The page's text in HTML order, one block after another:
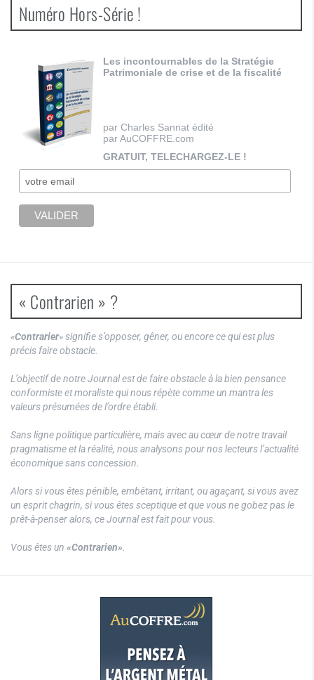
Numéro Hors-Série !
Les incontournables de la Stratégie
Patrimoniale de crise et de la fiscalité
par Charles Sannat édité
par AuCOFFRE.com
GRATUIT, TELECHARGEZ-LE !
« Contrarien » ?
«Contrarier» signifie s’opposer, gêner, ou encore ce qui est plus
précis faire obstacle.
L’objectif de notre Journal est de faire obstacle à la bien pensance
conformiste et moraliste qui nous répète comme un mantra les
valeurs présumées de l’ordre établi.
Sans ligne politique particulière, mais avec au cœur de notre travail
pragmatisme et la réalité, nous analysons pour nos lecteurs l’actualité
économique sans concession.
Alors si vous êtes pénible, embêtant, irritant, ou agaçant, si vous avez
un esprit chagrin, si vous êtes sceptique et que vous ne gobez pas le
prêt-à-penser alors, ce Journal est fait pour vous.
Vous êtes un «Contrarien».